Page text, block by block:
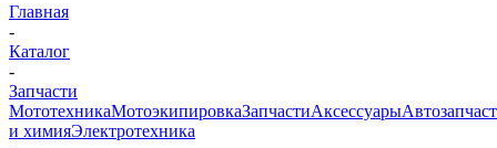
Главная
-
Каталог
-
Запчасти
МототехникаМотоэкипировкаЗапчастиАксессуары
и химияЭлектротехника